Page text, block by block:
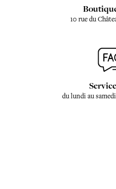
10 rue du
du lundi au